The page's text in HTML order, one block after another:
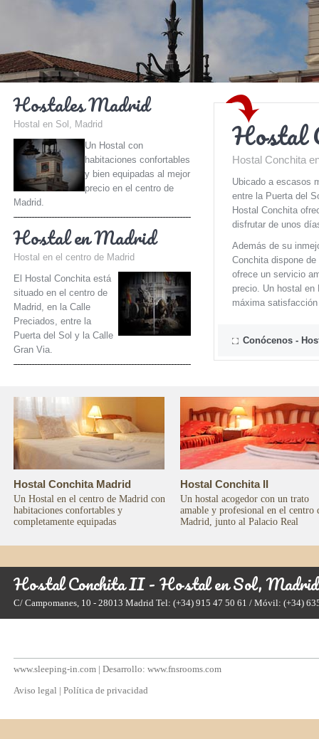
Hostales Madrid
Hostal en Sol, Madrid
Un Hostal con
habitaciones confortables
y bien equipadas al mejor
precio en el centro de
Madrid.
Hostal en Madrid
Hostal en el centro de Madrid
El Hostal Conchita está
situado en el centro de
Madrid, en la Calle
Preciados, entre la
Puerta del Sol y la Calle
Gran Via.
Hostal
Hostal Conchita
Ubicado a escasos
entre la Puerta del
Hostal Conchita
disfrutar de unos
Además de su
Conchita dispone
ofrece un servicio
precio. Un hostal en
máxima
Conócenos -
Hostal Conchita Madrid
Un Hostal en el centro de Madrid con
habitaciones confortables y
completamente equipadas
Hostal Conchita II
Un hostal acogedor con un trato
amable y profesional en el centro
Madrid, junto al Palacio Real
Hostal Conchita II - Hostal en Sol, Madrid
C/ Campomanes, 10 - 28013 MadridTel: (+34) 915 47 50 61 / Móvil: (+34)
www.sleeping-in.com | Desarrollo:www.fnsrooms.com
Aviso legal |Política de privacidad